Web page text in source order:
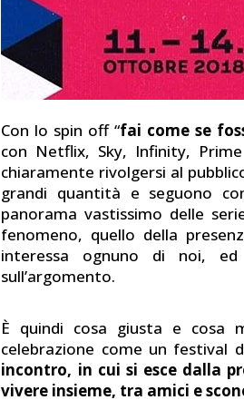
Con lo spin off “fai come se
con Netflix, Sky, Infinity,
chiaramente rivolgersi al
grandi quantità e seguono
panorama vastissimo delle
fenomeno, quello della
interessa ognuno di noi, ed
sull’argomento.
È quindi cosa giusta e cosa
celebrazione come un festival
incontro, in cui si esce dalla
vivere insieme, tra amici e